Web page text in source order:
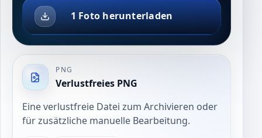
1 Foto herunterladen
PNG
Verlustfreies PNG
Eine verlustfreie Datei zum Archivieren oder
für zusätzliche manuelle Bearbeitung.